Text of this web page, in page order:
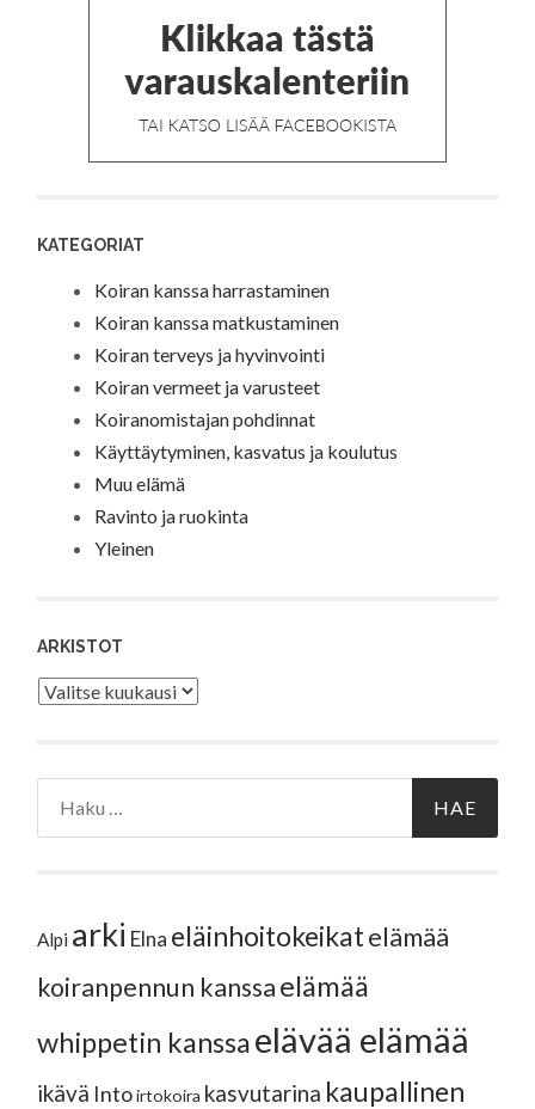
KATEGORIAT
Koiran kanssa harrastaminen
Koiran kanssa matkustaminen
Koiran terveys ja hyvinvointi
Koiran vermeet ja varusteet
Koiranomistajan pohdinnat
Käyttäytyminen, kasvatus ja koulutus
Muu elämä
Ravinto ja ruokinta
Yleinen
ARKISTOT
Arkistot
Alpi arki Elna eläinhoitokeikatelämää
koiranpennun kanssaelämää
whippetin kanssaelävää elämää
ikävä Intoirtokoira kasvutarina kaupallinen